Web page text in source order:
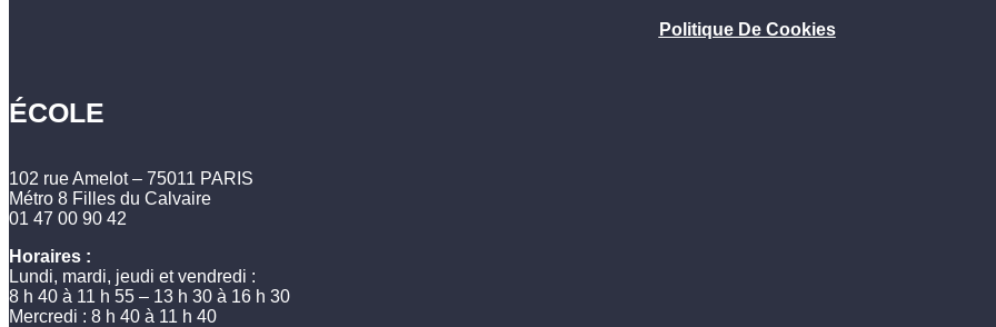
Politique De Cookies
ÉCOLE
102 rue Amelot – 75011 PARIS
Métro 8 Filles du Calvaire
01 47 00 90 42
Horaires :
Lundi, mardi, jeudi et vendredi :
8 h 40 à 11 h 55 – 13 h 30 à 16 h 30
Mercredi : 8 h 40 à 11 h 40